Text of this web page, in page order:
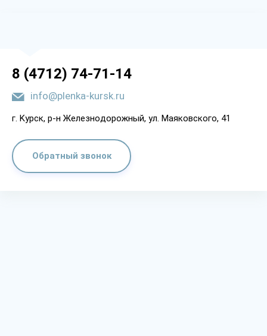
8 (4712) 74-71-14
info@plenka-kursk.ru
г. Kypcк, p-н Жeлeзнoдopoжный, yл. Мaякoвcкoгo, 41
Обратный звонок